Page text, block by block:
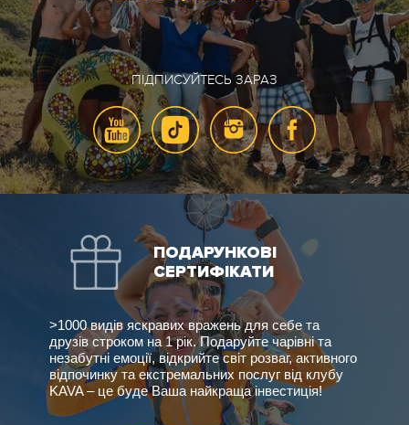
ПІДПИСУЙТЕСЬ ЗАРАЗ
ПОДАРУНКОВІ
СЕРТИФІКАТИ
>1000 видів яскравих вражень для себе та
друзів строком на 1 рік. Подаруйте чарівні та
незабутні емоції, відкрийте світ розваг, активного
відпочинку та екстремальних послуг від клубу
KAVA – це буде Ваша найкраща інвестиція!